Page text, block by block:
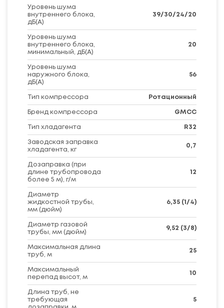
Уровень шума
внутреннего блока,
дБ(А)
39/30/24/20
Уровень шума
внутреннего блока,
минимальный, дБ(А)
20
Уровень шума
наружного блока,
дБ(А)
56
Тип компрессора Ротационный
Бренд компрессора GMCC
Тип хладагента R32
Заводская заправка
хладагента, кг
0,7
Дозаправка (при
длине трубопровода
более 5 м), г/м
12
Диаметр
жидкостной трубы,
мм (дюйм)
6,35 (1/4)
Диаметр газовой
трубы, мм (дюйм)
9,52 (3/8)
Максимальная длина
труб, м
25
Максимальный
перепад высот, м
10
Длина труб, не
требующая
5